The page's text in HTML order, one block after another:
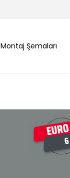
Montaj Şemaları